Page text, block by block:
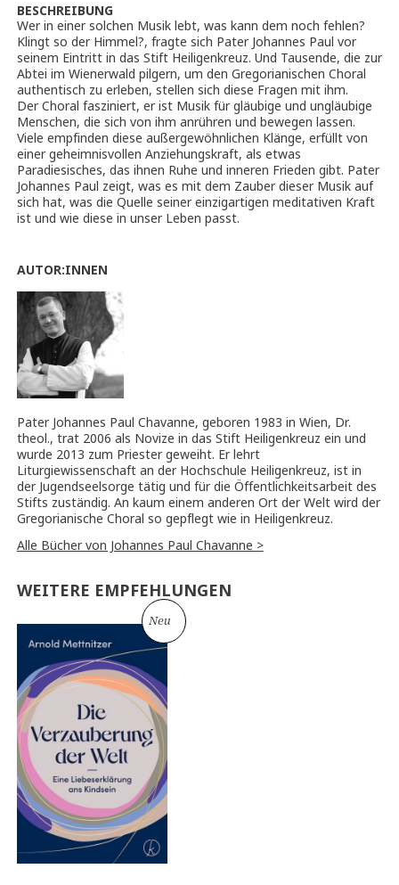
BESCHREIBUNG
Wer in einer solchen Musik lebt, was kann dem noch fehlen?
Klingt so der Himmel?, fragte sich Pater Johannes Paul vor
seinem Eintritt in das Stift Heiligenkreuz. Und Tausende, die zur
Abtei im Wienerwald pilgern, um den Gregorianischen Choral
authentisch zu erleben, stellen sich diese Fragen mit ihm.
Der Choral fasziniert, er ist Musik für gläubige und ungläubige
Menschen, die sich von ihm anrühren und bewegen lassen.
Viele empfinden diese außergewöhnlichen Klänge, erfüllt von
einer geheimnisvollen Anziehungskraft, als etwas
Paradiesisches, das ihnen Ruhe und inneren Frieden gibt. Pater
Johannes Paul zeigt, was es mit dem Zauber dieser Musik auf
sich hat, was die Quelle seiner einzigartigen meditativen Kraft
ist und wie diese in unser Leben passt.
AUTOR:INNEN
Pater Johannes Paul Chavanne, geboren 1983 in Wien, Dr.
theol., trat 2006 als Novize in das Stift Heiligenkreuz ein und
wurde 2013 zum Priester geweiht. Er lehrt
Liturgiewissenschaft an der Hochschule Heiligenkreuz, ist in
der Jugendseelsorge tätig und für die Öffentlichkeitsarbeit des
Stifts zuständig. An kaum einem anderen Ort der Welt wird der
Gregorianische Choral so gepflegt wie in Heiligenkreuz.
Alle Bücher von Johannes Paul Chavanne >
WEITERE EMPFEHLUNGEN
Neu